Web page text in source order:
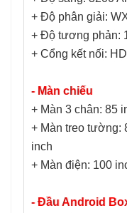
+ Độ phân giải:
+ Độ tương phản:
+ Cổng kết nối:
- Màn chiếu
+ Màn 3 chân: 85
+ Màn treo tường:
inch
+ Màn điện: 100
- Đầu Android